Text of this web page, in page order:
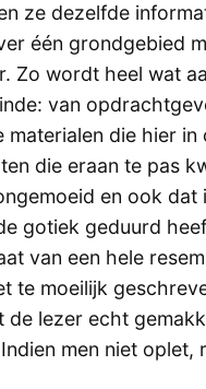
ze dezelfde
één grondgebied
Zo wordt heel wat
van
die hier
die eraan te pas
en ook dat
gotiek geduurd
van een hele
te moeilijk
lezer echt
men niet oplet,